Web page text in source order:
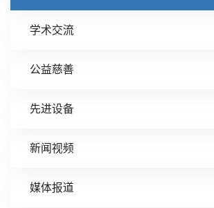
学术交流
公益慈善
先进设备
新闻视频
媒体报道